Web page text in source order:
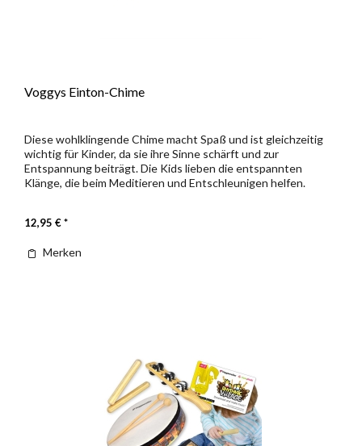
Voggys Einton-Chime
Diese wohlklingende Chime macht Spaß und ist gleichzeitig
wichtig für Kinder, da sie ihre Sinne schärft und zur
Entspannung beiträgt. Die Kids lieben die entspannten
Klänge, die beim Meditieren und Entschleunigen helfen.
12,95 € *
Merken